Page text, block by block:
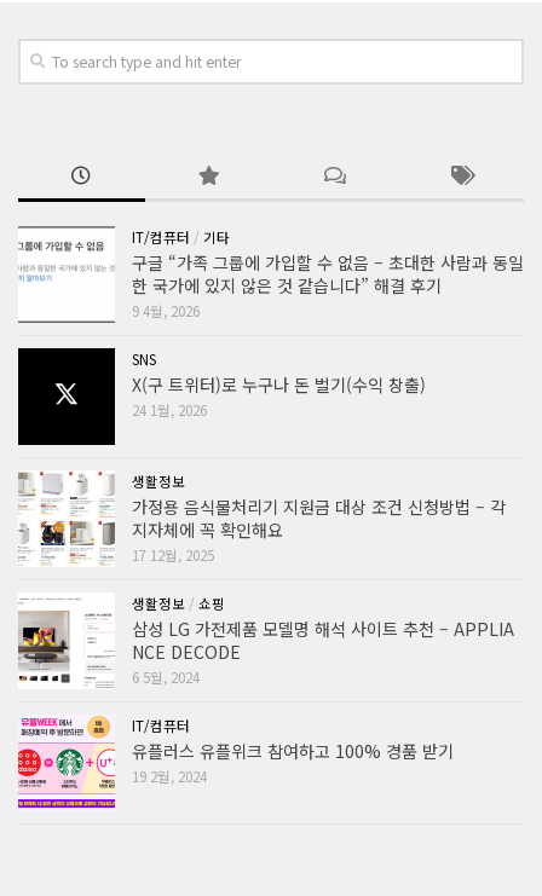
IT/컴퓨터 / 기타
구글 “가족 그룹에 가입할 수 없음 – 초대한 사람과 동일
한 국가에 있지 않은 것 같습니다” 해결 후기
9 4월, 2026
SNS
X(구 트위터)로 누구나 돈 벌기(수익 창출)
24 1월, 2026
생활정보
가정용 음식물처리기 지원금 대상 조건 신청방법 – 각
지자체에 꼭 확인해요
17 12월, 2025
생활정보 / 쇼핑
삼성 LG 가전제품 모델명 해석 사이트 추천 – APPLIA
NCE DECODE
6 5월, 2024
IT/컴퓨터
유플러스 유플위크 참여하고 100% 경품 받기
19 2월, 2024